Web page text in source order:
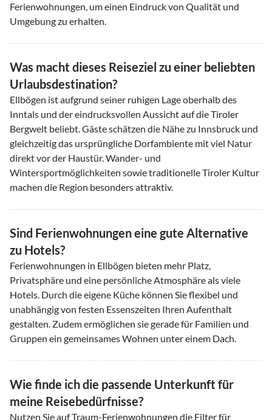
Ferienwohnungen, um einen Eindruck von Qualität und
Umgebung zu erhalten.
Was macht dieses Reiseziel zu einer beliebten
Urlaubsdestination?
Ellbögen ist aufgrund seiner ruhigen Lage oberhalb des
Inntals und der eindrucksvollen Aussicht auf die Tiroler
Bergwelt beliebt. Gäste schätzen die Nähe zu Innsbruck und
gleichzeitig das ursprüngliche Dorfambiente mit viel Natur
direkt vor der Haustür. Wander- und
Wintersportmöglichkeiten sowie traditionelle Tiroler Kultur
machen die Region besonders attraktiv.
Sind Ferienwohnungen eine gute Alternative
zu Hotels?
Ferienwohnungen in Ellbögen bieten mehr Platz,
Privatsphäre und eine persönliche Atmosphäre als viele
Hotels. Durch die eigene Küche können Sie flexibel und
unabhängig von festen Essenszeiten Ihren Aufenthalt
gestalten. Zudem ermöglichen sie gerade für Familien und
Gruppen ein gemeinsames Wohnen unter einem Dach.
Wie finde ich die passende Unterkunft für
meine Reisebedürfnisse?
Nutzen Sie auf Traum-Ferienwohnungen die Filter für